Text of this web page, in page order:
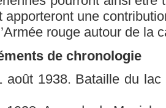
apporteront une
rouge autour de la
de chronologie
août 1938. Bataille du